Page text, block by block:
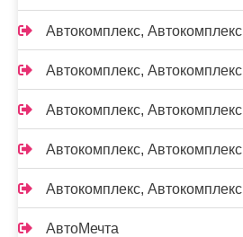
Автокомплекс, Автокомплекс
Автокомплекс, Автокомплекс
Автокомплекс, Автокомплекс
Автокомплекс, Автокомплекс
Автокомплекс, Автокомплекс
АвтоМечта